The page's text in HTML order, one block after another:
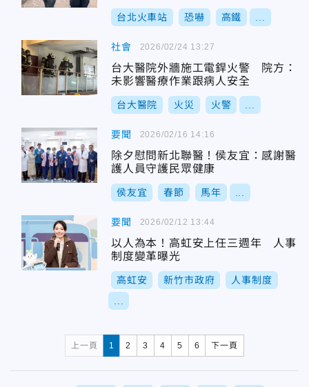
台北火車站 恐嚇 高鐵
社會
台大醫院外牆施工電銲火警 院方：
未影響醫療作業跟病人安全
台大醫院 火災 火警
2026/02/24 13:27
要聞
除夕慰問新北聯醫！侯友宜：感謝醫
護人員守護民眾健康
侯友宜 春節 馬年
2026/02/16 14:16
要聞
以人為本！高虹安上任三週年 人事
制度變革曝光
高虹安 新竹市政府 人事制度
2026/02/12 13:44
上一頁 1 2 3 4 5 6 下一頁